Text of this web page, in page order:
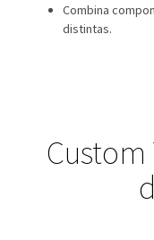
Combina
distintas.
Custom